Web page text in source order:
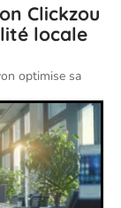
Clickzou
locale
optimise sa